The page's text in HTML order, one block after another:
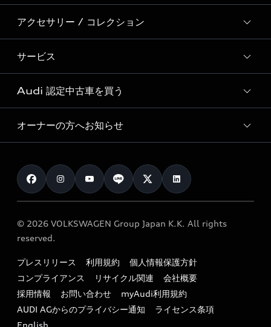
Audi Sport
Formula 1®
デジタルサービス
新車在庫検索
試乗車・展示車検索
見積り依頼
試乗予約
モデル一覧
特別仕様モデル / 限定モデル
e-tronラインアップ
価格シミュレーション
車両比較
カタログ一覧
アクセサリー / コレクション
純正アクセサリー
オンラインショップ
Audi collection
アウディナビアプリ
サービス
サービス入庫予約
サービスプログラム
メンテナンス
車検 / 定期点検
e-tronアフターサポート
myAudi
Audi 認定中古車を買う
Audi認定中古車
クオリティ
保証
メンテナンス
ファイナンス
キャンペーン / イベント
買取査定
オーナーの方へお知らせ
お知らせ
オーナー様向けキャンペーン
特定整備適用車一覧
リサイクル法
よくある質問（FAQ）
© 2026 VOLKSWAGEN Group Japan K.K. All rights
reserved.
プレスリリース 利用規約
個人情報保護方針
コンプライアンス
リサイクル関連
会社概要
採用情報
お問い合わせ
myAudi利用規約
AUDI AGからのプライバシー通知
ライセンス条項
English